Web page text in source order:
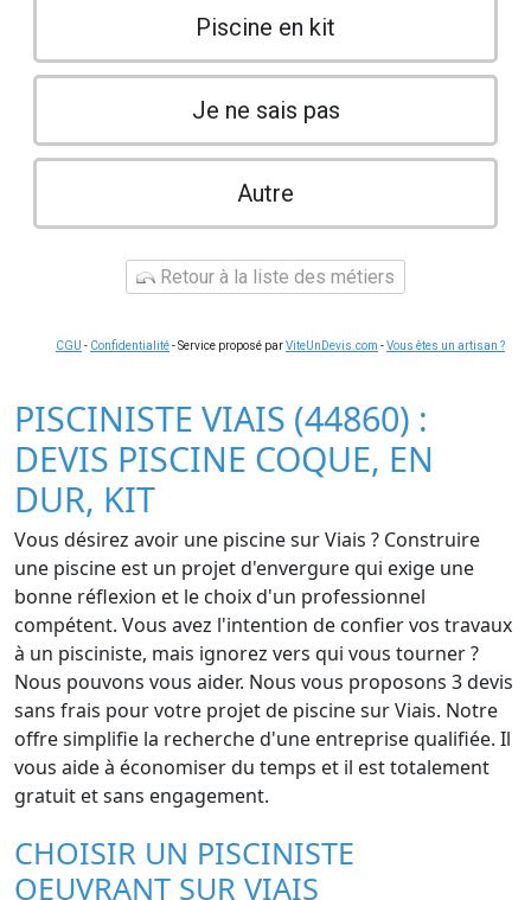
Piscine en kit
Je ne sais pas
Autre
Retour à la liste des métiers
CGU - Confidentialité- Service proposé parViteUnDevis.com -Vous êtes un artisan ?
PISCINISTE VIAIS (44860) :
DEVIS PISCINE COQUE, EN
DUR, KIT
Vous désirez avoir une piscine sur Viais ? Construire
une piscine est un projet d'envergure qui exige une
bonne réflexion et le choix d'un professionnel
compétent. Vous avez l'intention de confier vos travaux
à un pisciniste, mais ignorez vers qui vous tourner ?
Nous pouvons vous aider. Nous vous proposons 3 devis
sans frais pour votre projet de piscine sur Viais. Notre
offre simplifie la recherche d'une entreprise qualifiée. Il
vous aide à économiser du temps et il est totalement
gratuit et sans engagement.
CHOISIR UN PISCINISTE
OEUVRANT SUR VIAIS